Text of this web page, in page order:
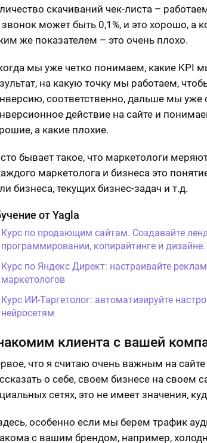
скачиваний чек-листа –
звонок может быть 0,1%, и это хорошо, а
же показателем – это очень плохо.
мы уже четко понимаем, какие KPI
на какую точку мы работаем,
соответственно, дальше мы уже
действие на сайте и
а какие плохие.
бывает такое, что маркетологи
маркетолога и бизнеса это
бизнеса, текущих бизнес-задач и т.д.
от Yagla
Курс по продающим сайтам. Создавайте
программировании, копирайтинге и дизайне.
Курс по Яндекс Директ: настраивайте
маркетологов
Курс ИИ-Таргетолог: автоматизируйте
нейросетям
клиента с вашей
что я считаю очень важным на сайте
о себе, своем бизнесе на своем
сетях, это не имеет значения,
особенно если мы берем трафик
с вашим брендом, например,